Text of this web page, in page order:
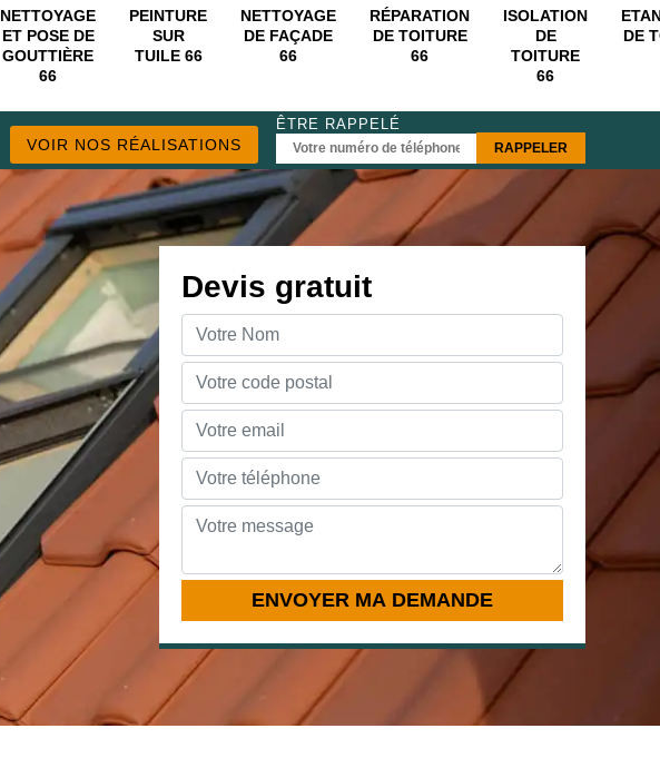
NETTOYAGE
ET POSE DE
GOUTTIÈRE
66
PEINTURE
SUR
TUILE 66
NETTOYAGE
DE FAÇADE
66
RÉPARATION
DE TOITURE
66
ISOLATION
DE
TOITURE
66
DE
VOIR NOS RÉALISATIONS
ÊTRE RAPPELÉ
Devis gratuit